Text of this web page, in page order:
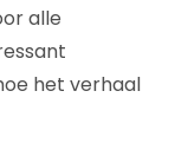
alle
het verhaal